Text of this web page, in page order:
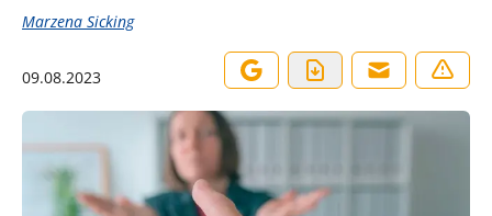
Marzena Sicking
09.08.2023